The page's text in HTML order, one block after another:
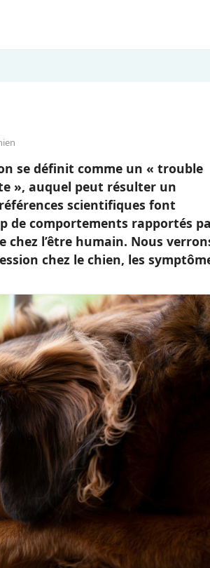
se définit comme un « trouble
», auquel peut résulter un
scientifiques font
de comportements rapportés
l’être humain. Nous
chez le chien, les